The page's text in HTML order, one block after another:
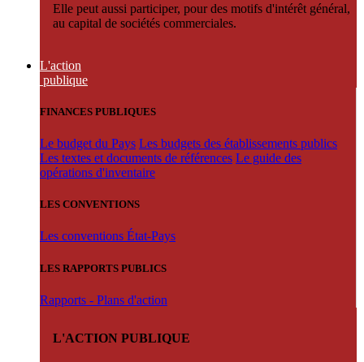
Elle peut aussi participer, pour des motifs d'intérêt général,
au capital de sociétés commerciales.
L'action
publique
FINANCES PUBLIQUES
Le budget du Pays Les budgets des établissements publics
Les textes et documents de références Le guide des
opérations d'inventaire
LES CONVENTIONS
Les conventions État-Pays
LES RAPPORTS PUBLICS
Rapports - Plans d'action
L'ACTION PUBLIQUE